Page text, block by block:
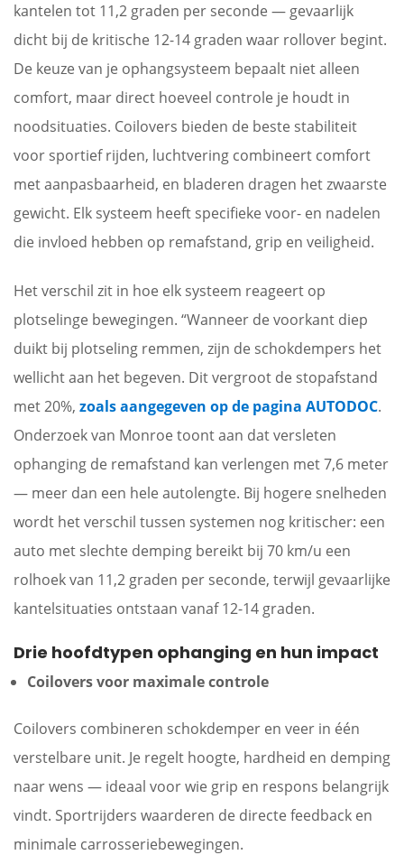
kantelen tot 11,2 graden per seconde — gevaarlijk
dicht bij de kritische 12-14 graden waar rollover begint.
De keuze van je ophangsysteem bepaalt niet alleen
comfort, maar direct hoeveel controle je houdt in
noodsituaties. Coilovers bieden de beste stabiliteit
voor sportief rijden, luchtvering combineert comfort
met aanpasbaarheid, en bladeren dragen het zwaarste
gewicht. Elk systeem heeft specifieke voor- en nadelen
die invloed hebben op remafstand, grip en veiligheid.
Het verschil zit in hoe elk systeem reageert op
plotselinge bewegingen. “Wanneer de voorkant diep
duikt bij plotseling remmen, zijn de schokdempers het
wellicht aan het begeven. Dit vergroot de stopafstand
met 20%, zoals aangegeven op de pagina AUTODOC.
Onderzoek van Monroe toont aan dat versleten
ophanging de remafstand kan verlengen met 7,6 meter
— meer dan een hele autolengte. Bij hogere snelheden
wordt het verschil tussen systemen nog kritischer: een
auto met slechte demping bereikt bij 70 km/u een
rolhoek van 11,2 graden per seconde, terwijl gevaarlijke
kantelsituaties ontstaan vanaf 12-14 graden.
Drie hoofdtypen ophanging en hun impact
Coilovers voor maximale controle
Coilovers combineren schokdemper en veer in één
verstelbare unit. Je regelt hoogte, hardheid en demping
naar wens — ideaal voor wie grip en respons belangrijk
vindt. Sportrijders waarderen de directe feedback en
minimale carrosseriebewegingen.